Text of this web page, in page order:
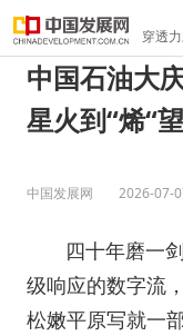
穿透
中国石油大
星火到“烯“
中国发展网 2026-07-
四十年磨一
级响应的数字流
松嫩平原写就一